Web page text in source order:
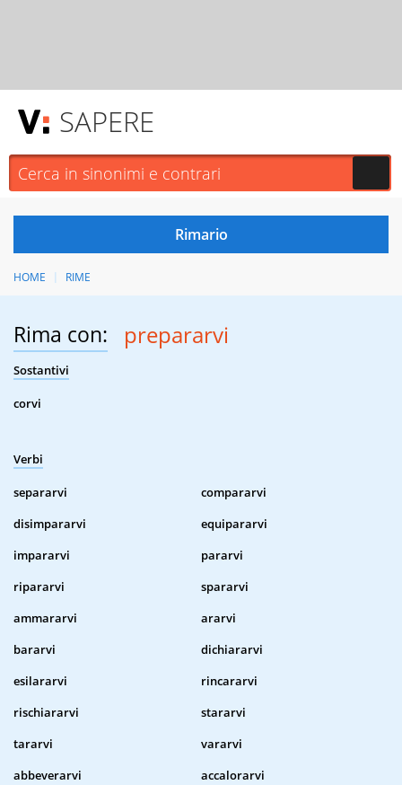
SAPERE
HOME RIME
Rima con: prepararvi
Sostantivi
corvi
Verbi
separarvi
compararvi
disimpararvi
equipararvi
impararvi
pararvi
ripararvi
spararvi
ammararvi
ararvi
bararvi
dichiararvi
esilararvi
rincararvi
rischiararvi
stararvi
tararvi
vararvi
abbeverarvi
accalorarvi